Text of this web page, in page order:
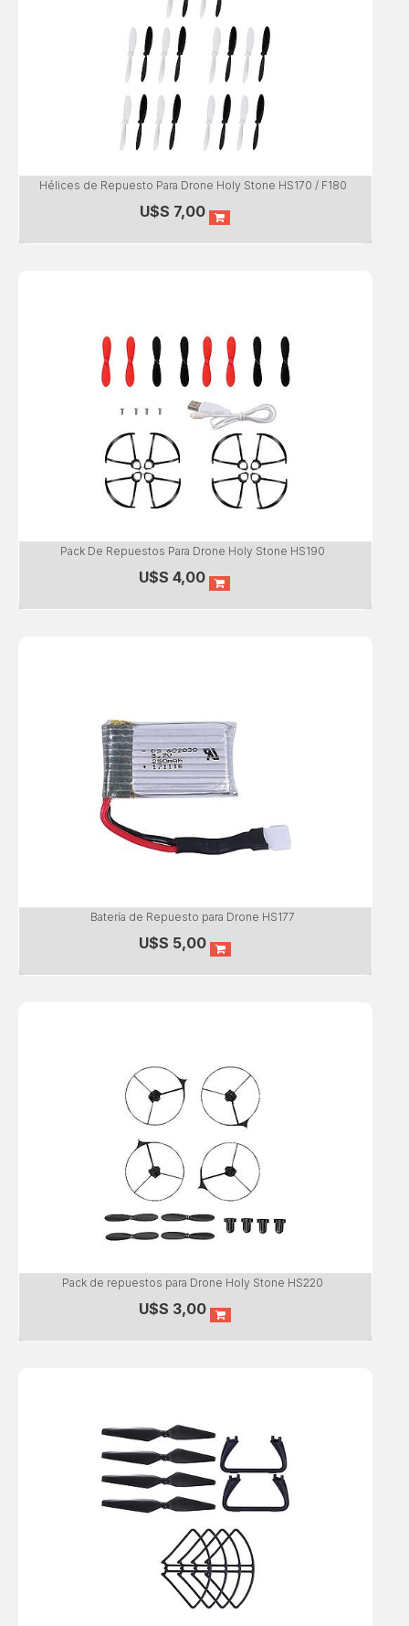
Hélices de Repuesto Para Drone Holy Stone HS170 / F180
U$S 7,00
Pack De Repuestos Para Drone Holy Stone HS190
U$S4,00
Batería de Repuesto para Drone HS177
U$S 5,00
Pack de repuestos para Drone Holy Stone HS220
U$S 3,00